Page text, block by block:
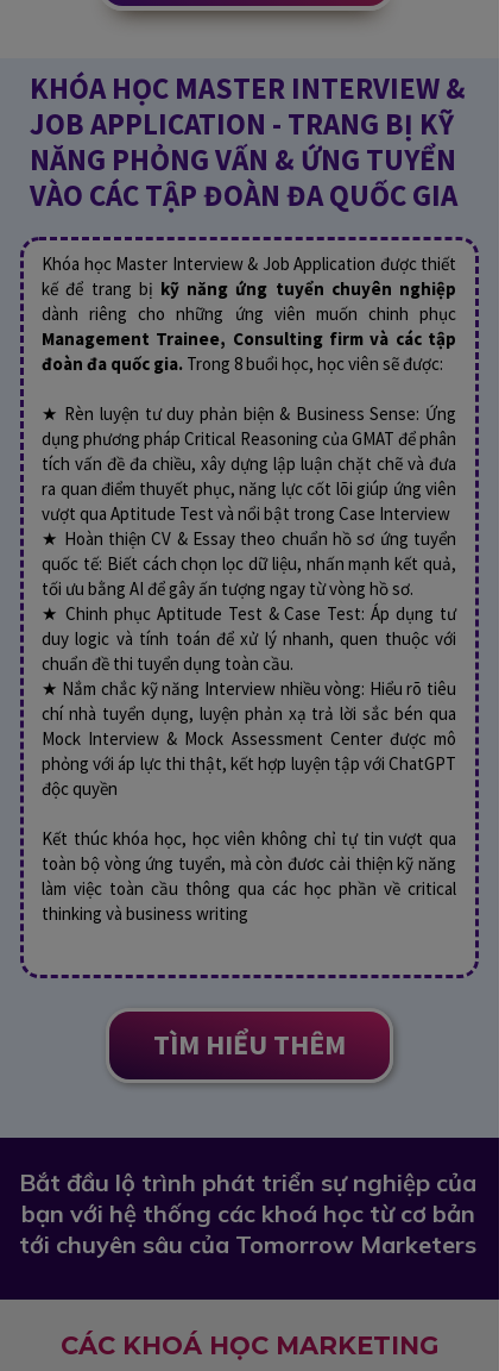
Khóa học Master Interview & Job Application được thiết
kế để trang bị kỹ năng ứng tuyển chuyên nghiệp
dành riêng cho những ứng viên muốn chinh phục
Management Trainee, Consulting firm và các tập
đoàn đa quốc gia. Trong 8 buổi học, học viên sẽ được:
★ Rèn luyện tư duy phản biện & Business Sense: Ứng
dụng phương pháp Critical Reasoning của GMAT để phân
tích vấn đề đa chiều, xây dựng lập luận chặt chẽ và đưa
ra quan điểm thuyết phục, năng lực cốt lõi giúp ứng viên
vượt qua Aptitude Test và nổi bật trong Case Interview
★ Hoàn thiện CV & Essay theo chuẩn hồ sơ ứng tuyển
quốc tế: Biết cách chọn lọc dữ liệu, nhấn mạnh kết quả,
tối ưu bằng AI để gây ấn tượng ngay từ vòng hồ sơ.
★ Chinh phục Aptitude Test & Case Test: Áp dụng tư
duy logic và tính toán để xử lý nhanh, quen thuộc với
chuẩn đề thi tuyển dụng toàn cầu.
★ Nắm chắc kỹ năng Interview nhiều vòng: Hiểu rõ tiêu
chí nhà tuyển dụng, luyện phản xạ trả lời sắc bén qua
Mock Interview & Mock Assessment Center được mô
phỏng với áp lực thi thật, kết hợp luyện tập với ChatGPT
độc quyền
Kết thúc khóa học, học viên không chỉ tự tin vượt qua
toàn bộ vòng ứng tuyển, mà còn đươc cải thiện kỹ năng
làm việc toàn cầu thông qua các học phần về critical
thinking và business writing
TÌM HIỂU THÊM
KHÓA HỌC MASTER INTERVIEW &
JOB APPLICATION - TRANG BỊ KỸ
NĂNG PHỎNG VẤN & ỨNG TUYỂN
VÀO CÁC TẬP ĐOÀN ĐA QUỐC GIA
Bắt đầu lộ trình phát triển sự nghiệp của
bạn với hệ thống các khoá học từ cơ bản
tới chuyên sâu của Tomorrow Marketers
CÁC KHOÁ HỌC MARKETING